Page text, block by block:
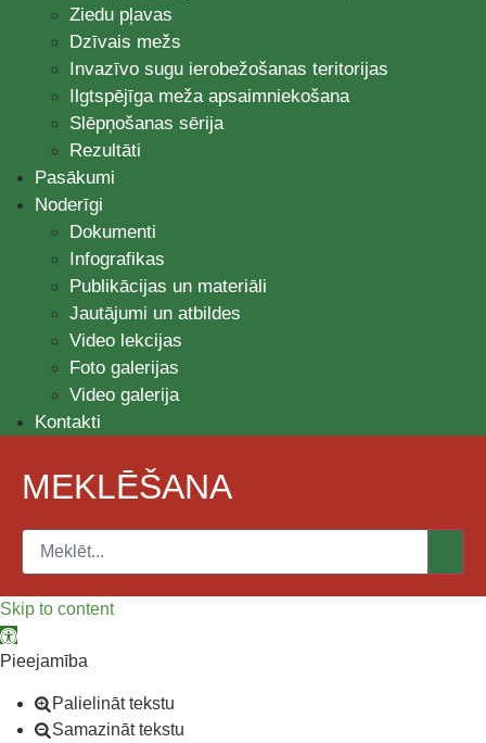
Ziedu pļavas
Dzīvais mežs
Invazīvo sugu ierobežošanas teritorijas
Ilgtspējīga meža apsaimniekošana
Slēpņošanas sērija
Rezultāti
Pasākumi
Noderīgi
Dokumenti
Infografikas
Publikācijas un materiāli
Jautājumi un atbildes
Video lekcijas
Foto galerijas
Video galerija
Kontakti
MEKLĒŠANA
Skip to content
Open toolbar
Pieejamība
Palielināt tekstu
Samazināt tekstu